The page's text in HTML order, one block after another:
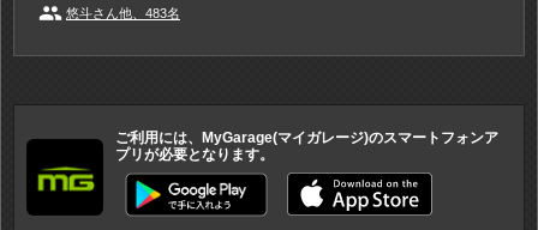
people 悠斗さん他、483名
ご利用には、MyGarage(マイガレージ)のスマートフォンア
プリが必要となります。